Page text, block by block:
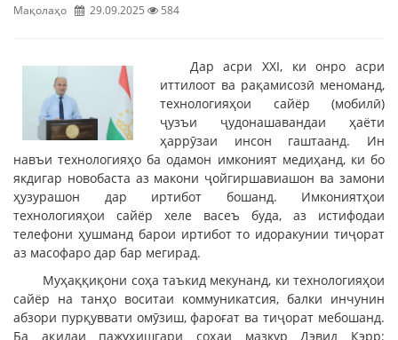
Мақолаҳо 29.09.2025 584
Дар асри XXI, ки онро асри
иттилоот ва рақамисозӣ меноманд,
технологияҳои сайёр (мобилӣ)
ҷузъи ҷудонашавандаи ҳаёти
ҳаррӯзаи инсон гаштаанд. Ин
навъи технологияҳо ба одамон имконият медиҳанд, ки бо
якдигар новобаста аз макони ҷойгиршавиашон ва замони
ҳузурашон дар иртибот бошанд. Имкониятҳои
технологияҳои сайёр хеле васеъ буда, аз истифодаи
телефони ҳушманд барои иртибот то идоракунии тиҷорат
аз масофаро дар бар мегирад.
Муҳаққиқони соҳа таъкид мекунанд, ки технологияҳои
сайёр на танҳо воситаи коммуникатсия, балки инчунин
абзори пурқуввати омӯзиш, фароғат ва тиҷорат мебошанд.
Ба ақидаи пажуҳишгари соҳаи мазкур Дэвид Кэрр: